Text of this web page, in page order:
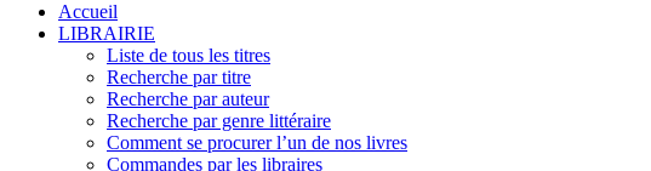
Accueil
LIBRAIRIE
Liste de tous les titres
Recherche par titre
Recherche par auteur
Recherche par genre littéraire
Comment se procurer l’un de nos livres
Commandes par les libraires